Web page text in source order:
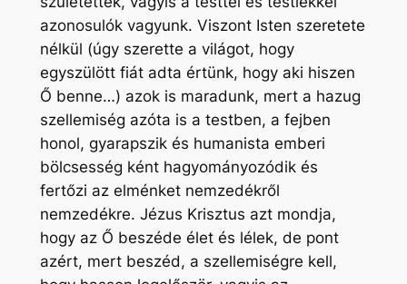
azonosulók vagyunk. Viszont Isten szeretete
nélkül (úgy szerette a világot, hogy
egyszülött fiát adta értünk, hogy aki hiszen
Ő benne…) azok is maradunk, mert a hazug
szellemiség azóta is a testben, a fejben
honol, gyarapszik és humanista emberi
bölcsesség ként hagyományozódik és
fertőzi az elménket nemzedékről
nemzedékre. Jézus Krisztus azt mondja,
hogy az Ő beszéde élet és lélek, de pont
azért, mert beszéd, a szellemiségre kell,